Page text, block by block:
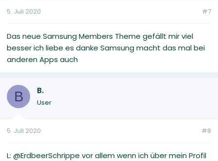
5. Juli 2020 #7
Das neue Samsung Members Theme gefällt mir viel
besser ich liebe es danke Samsung macht das mal bei
anderen Apps auch
B B.
User
5. Juli 2020 #8
L: @ErdbeerSchrippe vor allem wenn ich über mein Profil